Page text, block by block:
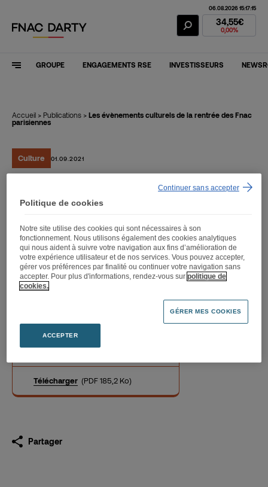
Action Fnac
06.08.2026 15:17:15
34,55€
0,00%
GROUPE ENGAGEMENTS RSE INVESTISSEURS
Accueil > Publications > Les évènements culturels de la rentrée des Fnac
parisiennes
Culture 01.09.2021
Les évènements culturels
de la rentrée des Fnac
parisiennes
01.09.2021
Télécharger (PDF 185,2 Ko)
Partager
Politique de cookies
Notre site utilise des cookies qui sont nécessaires à son
fonctionnement. Nous utilisons également des cookies analytiques
qui nous aident à suivre votre navigation aux fins d’amélioration de
votre expérience utilisateur et de nos services. Vous pouvez accepter,
gérer vos préférences par finalité ou continuer votre navigation sans
accepter. Pour plus d'informations, rendez-vous surpolitique de
cookies.
GÉRER MES COOKIES
ACCEPTER
Continuer sans accepter